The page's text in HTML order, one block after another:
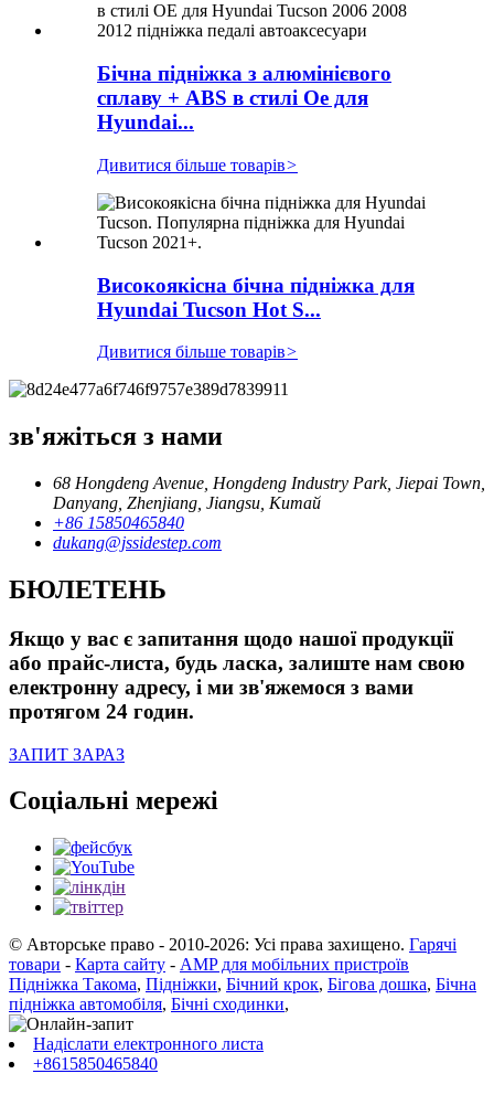
Бічна підніжка з алюмінієвого
сплаву + ABS в стилі Oe для
Hyundai...
Дивитися більше товарів>
Високоякісна бічна підніжка для
Hyundai Tucson Hot S...
Дивитися більше товарів>
зв'яжіться з нами
68 Hongdeng Avenue, Hongdeng Industry Park, Jiepai Town,
Danyang, Zhenjiang, Jiangsu, Китай
+86 15850465840
dukang@jssidestep.com
БЮЛЕТЕНЬ
Якщо у вас є запитання щодо нашої продукції
або прайс-листа, будь ласка, залиште нам свою
електронну адресу, і ми зв'яжемося з вами
протягом 24 годин.
ЗАПИТ ЗАРАЗ
Соціальні мережі
© Авторське право - 2010-2026: Усі права захищено. Гарячі
товари - Карта сайту - AMP для мобільних пристроїв
Підніжка Такома, Підніжки, Бічний крок, Бігова дошка, Бічна
підніжка автомобіля, Бічні сходинки,
Надіслати електронного листа
+8615850465840